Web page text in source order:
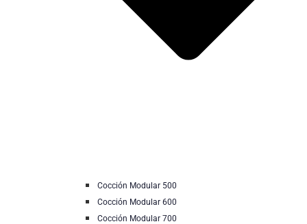
Cocción Modular 500
Cocción Modular 600
Cocción Modular 700